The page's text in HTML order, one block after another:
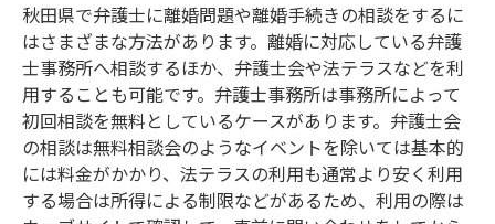
秋田県で弁護士に離婚問題や離婚手続きの相談をするに
はさまざまな方法があります。離婚に対応している弁護
士事務所へ相談するほか、弁護士会や法テラスなどを利
用することも可能です。弁護士事務所は事務所によって
初回相談を無料としているケースがあります。弁護士会
の相談は無料相談会のようなイベントを除いては基本的
には料金がかかり、法テラスの利用も通常より安く利用
する場合は所得による制限などがあるため、利用の際は